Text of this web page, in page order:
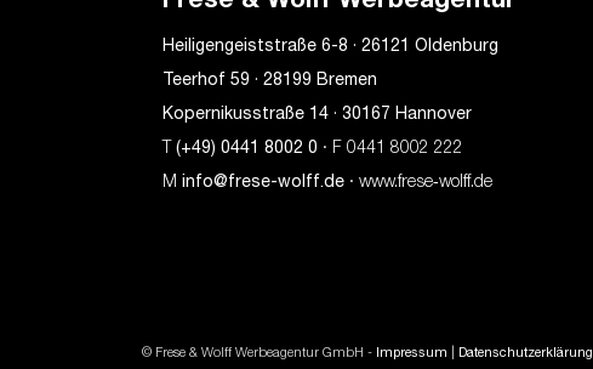
Heiligengeiststraße 6-8 · 26121 Oldenburg
Teerhof 59 · 28199 Bremen
Kopernikusstraße 14 · 30167 Hannover
T(+49) 0441 8002 0 · F 0441 8002 222
Minfo@frese-wolff.de · www.frese‑wolff.de
© Frese & Wolff Werbeagentur GmbH - Impressum Datenschutzerklärung